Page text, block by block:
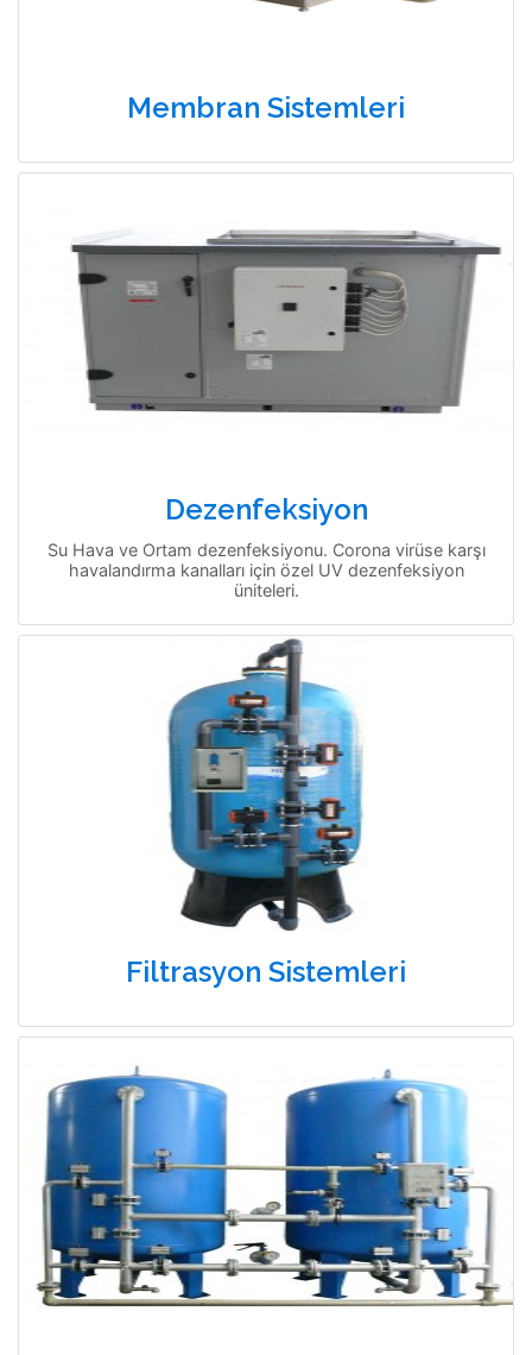
Membran Sistemleri
Dezenfeksiyon
Su Hava ve Ortam dezenfeksiyonu. Corona virüse karşı
havalandırma kanalları için özel UV dezenfeksiyon
üniteleri.
Filtrasyon Sistemleri